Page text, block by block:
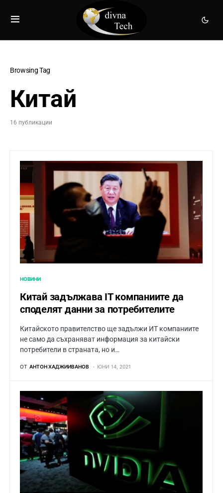
Browsing Tag
Китай
16 публикации
НОВИНИ
Китай задължава IT компаниите да
споделят данни за потребителите
Китайското правителство ще задължи ИТ компаниите
не само да съхраняват информация за китайски
потребители в страната, но и…
ОТ АНТОН ХАДЖИИВАНОВ ЮНИ 14, 2021